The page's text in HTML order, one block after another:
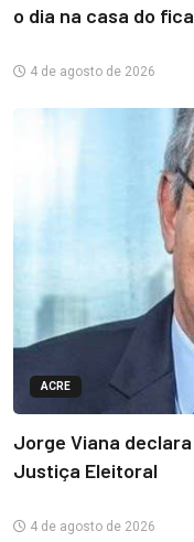
o dia na casa do
4 de agosto de 2026
ACRE
Jorge Viana
Justiça Eleitoral
4 de agosto de 2026